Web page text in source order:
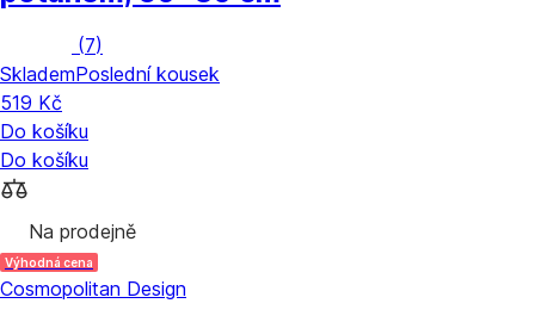
(7)
SklademPoslední kousek
519 Kč
Do košíku
Do košíku
Na prodejně
Výhodná cena
Cosmopolitan Design